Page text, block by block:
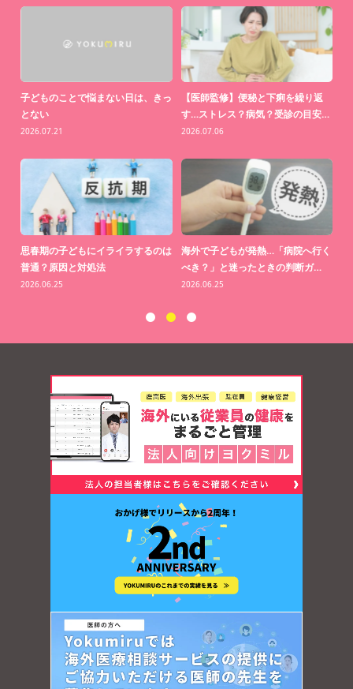
子どものことで悩まない日は、きっ
とない
2026.07.21
【医師監修】便秘と下痢を繰り返
す…ストレス？病気？受診の目安…
2026.07.06
思春期の子どもにイライラするのは
普通？原因と対処法
2026.06.25
海外で子どもが発熱…「病院へ行く
べき？」と迷ったときの判断ガ…
2026.06.25